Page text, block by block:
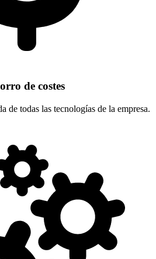
de costes
de todas las tecnologías de la empresa.